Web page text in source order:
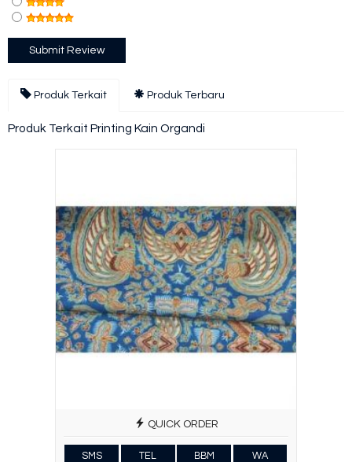
Produk Terkait Produk Terbaru
Produk Terkait Printing Kain Organdi
QUICK ORDER
SMS TEL BBM WA